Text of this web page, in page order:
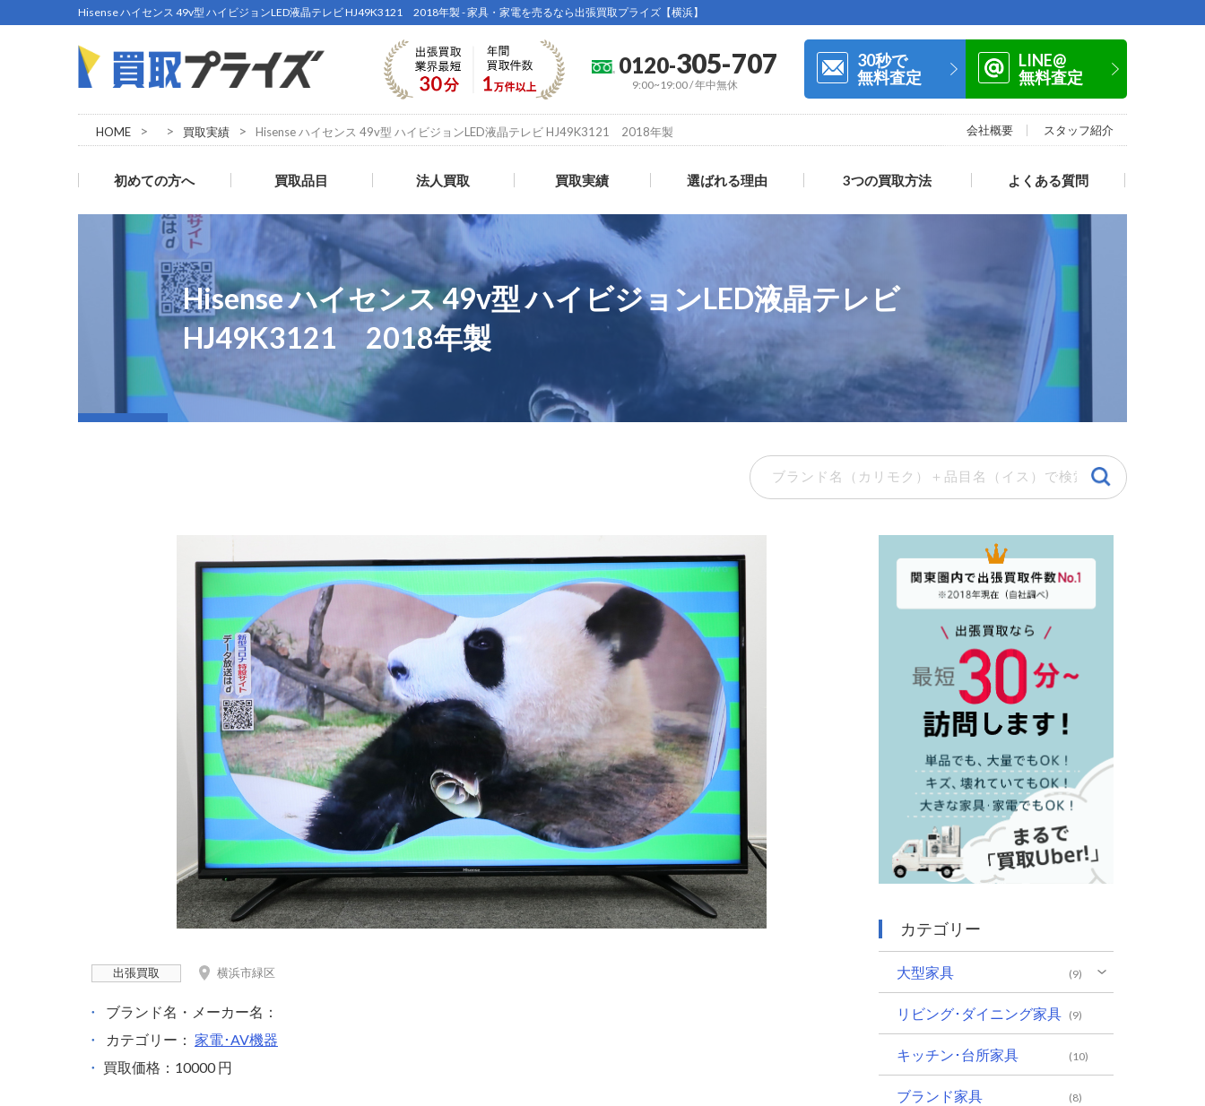
Hisense ハイセンス 49v型 ハイビジョンLED液晶テレビ HJ49K3121 2018年製 - 家具・家電を売るなら出張買取プライズ【横浜】
0120-305-707
9:00~19:00 / 年中無休
30秒で
無料査定
LINE@
無料査定
HOME > > 買取実績 > Hisense ハイセンス 49v型 ハイビジョンLED液晶テレビ HJ49K3121 2018年製 会社概要 スタッフ紹介
初めての方へ 買取品目 法人買取 買取実績 選ばれる理由 3つの買取方法 よくある質問
Hisense ハイセンス 49v型 ハイビジョンLED液晶テレビ
HJ49K3121 2018年製
出張買取 横浜市緑区
ブランド名・メーカー名：
カテゴリー： 家電･AV機器
買取価格：10000 円
カテゴリー
大型家具 (9)
リビング･ダイニング家具 (9)
キッチン･台所家具 (10)
ブランド家具 (8)